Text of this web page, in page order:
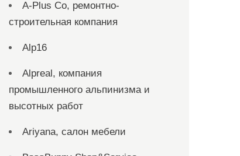
A-Plus Co, ремонтно-
строительная компания
Alp16
Alpreal, компания
промышленного альпинизма и
высотных работ
Ariyana, салон мебели